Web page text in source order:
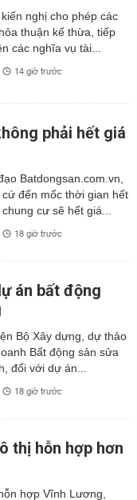
nghị cho phép các
thuận kế thừa, tiếp
các nghĩa vụ tài...
14 giờ trước
phải hết giá
Batdongsan.com.vn,
cứ đến mốc thời gian hết
cư sẽ hết giá...
18 giờ trước
án bất động
Bộ Xây dựng, dự thảo
Bất động sản sửa
đối với dự án...
18 giờ trước
thị hỗn hợp hơn
hợp Vĩnh Lương,